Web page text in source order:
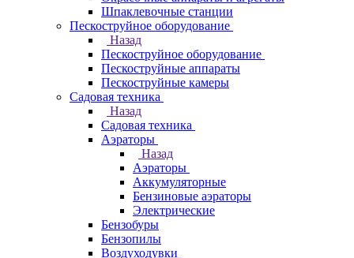
Шпаклевочные станции
Пескоструйное оборудование
Назад
Пескоструйное оборудование
Пескоструйные аппараты
Пескоструйные камеры
Садовая техника
Назад
Садовая техника
Аэраторы
Назад
Аэраторы
Аккумуляторные
Бензиновые аэраторы
Электрические
Бензобуры
Бензопилы
Воздуходувки